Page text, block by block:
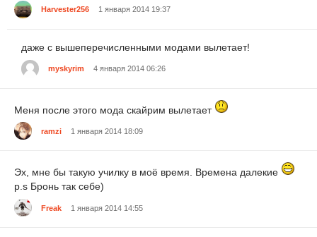
Harvester256 1 января 2014 19:37
даже с вышеперечисленными модами вылетает!
myskyrim 4 января 2014 06:26
Меня после этого мода скайрим вылетает
ramzi 1 января 2014 18:09
Эх, мне бы такую училку в моё время. Времена далекие
p.s Бронь так себе)
Freak 1 января 2014 14:55